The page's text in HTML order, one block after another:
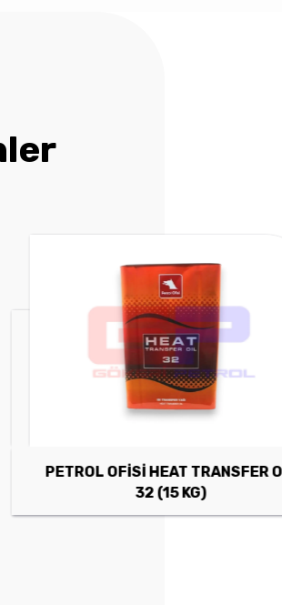
PETROL OFİSİ HEAT TRANSFER OIL
32 (15 KG)